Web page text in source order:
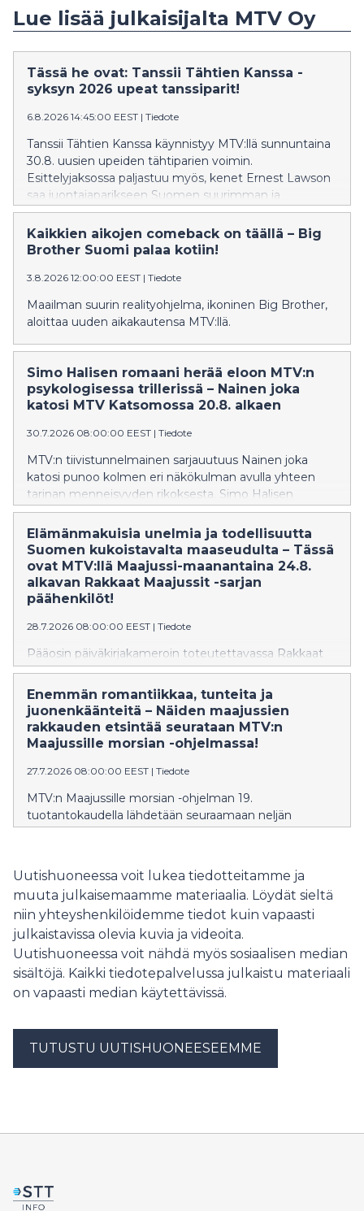
Lue lisää julkaisijalta MTV Oy
Tässä he ovat: Tanssii Tähtien Kanssa -
syksyn 2026 upeat tanssiparit!
6.8.2026 14:45:00 EEST | Tiedote
Tanssii Tähtien Kanssa käynnistyy MTV:llä sunnuntaina
30.8. uusien upeiden tähtiparien voimin.
Esittelyjaksossa paljastuu myös, kenet Ernest Lawson
saa juontajaparikseen Suomen suurimman ja
säihkyvimmän show’n 19. kaudella. Sunnuntaista 6.9.
lähtien katsojia hellitään toinen toistaan
näyttävämmillä tanssiesityksillä ja uudistuneen TTK-
Kaikkien aikojen comeback on täällä – Big
Brother Suomi palaa kotiin!
3.8.2026 12:00:00 EEST | Tiedote
Maailman suurin realityohjelma, ikoninen Big Brother,
aloittaa uuden aikakautensa MTV:llä.
Simo Halisen romaani herää eloon MTV:n
psykologisessa trillerissä – Nainen joka
katosi MTV Katsomossa 20.8. alkaen
30.7.2026 08:00:00 EEST | Tiedote
MTV:n tiivistunnelmainen sarjauutuus Nainen joka
katosi punoo kolmen eri näkökulman avulla yhteen
tarinan menneisyyden rikoksesta. Simo Halisen
romaaniin perustuvaa neliosaista sarjaa tähdittävät
Saga Sarkola, Johannes Holopainen, Oona Airola ja
Pekka Strang.
Elämänmakuisia unelmia ja todellisuutta
Suomen kukoistavalta maaseudulta – Tässä
ovat MTV:llä Maajussi-maanantaina 24.8.
alkavan Rakkaat Maajussit -sarjan
päähenkilöt!
28.7.2026 08:00:00 EEST | Tiedote
Pääosin päiväkirjakameroin toteutettavassa Rakkaat
Maajussit -sarjassa päästään seuraamaan elämää
neljän Maajussille morsian -sarjassa esiintyneen
maajussin tiloilla yhden kesän ajan. Mukana ovat
ohjelmasta toisensa löytäneet Niina ja Kalle, Tuomo ja
Marjo sekä Victoria ja Tarja.
Enemmän romantiikkaa, tunteita ja
juonenkäänteitä – Näiden maajussien
rakkauden etsintää seurataan MTV:n
Maajussille morsian -ohjelmassa!
27.7.2026 08:00:00 EEST | Tiedote
MTV:n Maajussille morsian -ohjelman 19.
tuotantokaudella lähdetään seuraamaan neljän
maajussin rakkauden etsintää.
Uutishuoneessa voit lukea tiedotteitamme ja
muuta julkaisemaamme materiaalia. Löydät sieltä
niin yhteyshenkilöidemme tiedot kuin vapaasti
julkaistavissa olevia kuvia ja videoita.
Uutishuoneessa voit nähdä myös sosiaalisen median
sisältöjä. Kaikki tiedotepalvelussa julkaistu materiaali
on vapaasti median käytettävissä.
TUTUSTU UUTISHUONEESEEMME